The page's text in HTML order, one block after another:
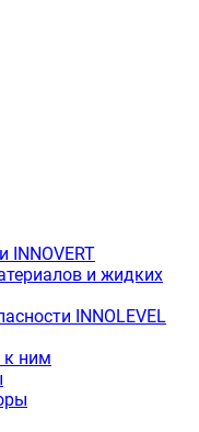
INNOVERT
и жидких
INNOLEVEL
ним